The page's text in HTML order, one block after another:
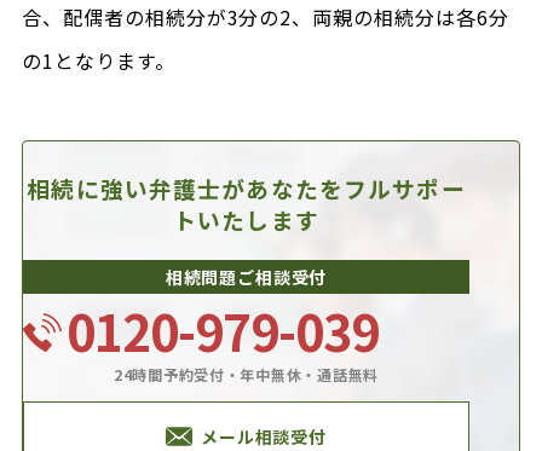
合、配偶者の相続分が3分の2、両親の相続分は各6分
の1となります。
相続に強い弁護士があなたをフルサポー
トいたします
相続問題ご相談受付
0120-979-039
24時間予約受付・年中無休・通話無料
メール相談受付